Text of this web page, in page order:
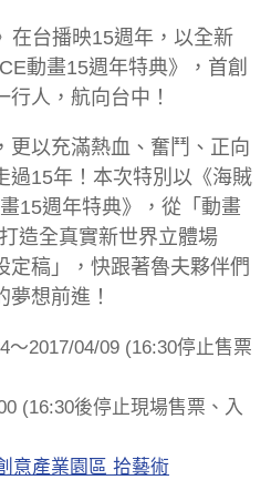
在台播映15週年，以全新
動畫15週年特典》，首創
人，航向台中！
更以充滿熱血、奮鬥、正向
過15年！本次特別以《海賊
15週年特典》，從「動畫
造全真實新世界立體場
定稿」，快跟著魯夫夥伴們
想前進！
～2017/04/09 (16:30停止售票
(16:30後停止現場售票、入
意產業園區 拾藝術